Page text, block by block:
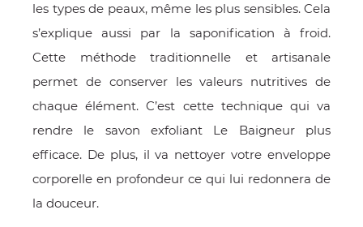
les types de peaux, même les plus sensibles. Cela
s’explique aussi par la saponification à froid.
Cette méthode traditionnelle et artisanale
permet de conserver les valeurs nutritives de
chaque élément. C’est cette technique qui va
rendre le savon exfoliant Le Baigneur plus
efficace. De plus, il va nettoyer votre enveloppe
corporelle en profondeur ce qui lui redonnera de
la douceur.